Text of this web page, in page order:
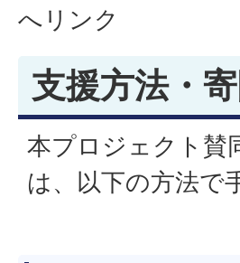
へリンク
支援方法・
本プロジェクト賛
は、以下の方法で